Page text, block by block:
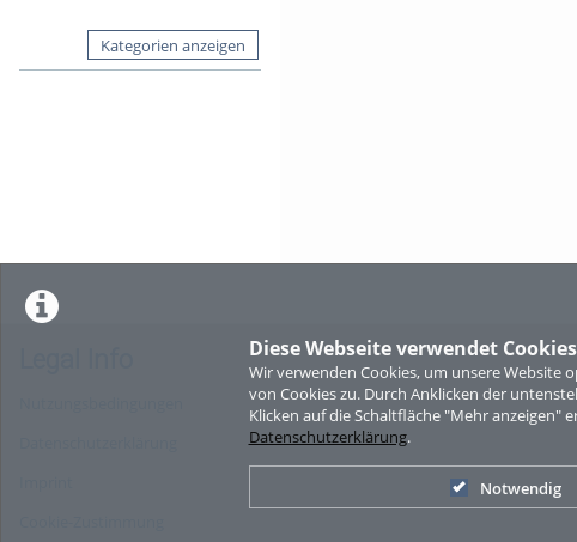
Diese Webseite verwendet Cookies
Wir verwenden Cookies, um unsere Website
von Cookies zu. Durch Anklicken der
Klicken auf die Schaltfläche "Mehr anzeigen"
Datenschutzerklärung.
Notwendig
Kategorien anzeigen